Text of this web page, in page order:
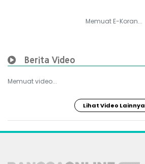
Memuat E-Koran...
Berita Video
Memuat video...
Lihat Video Lainnya